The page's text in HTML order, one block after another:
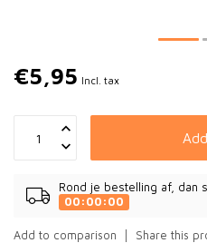
€5,95 Incl. tax
Rond je bestelling af, dan
00:00:00
Add to comparison Share this